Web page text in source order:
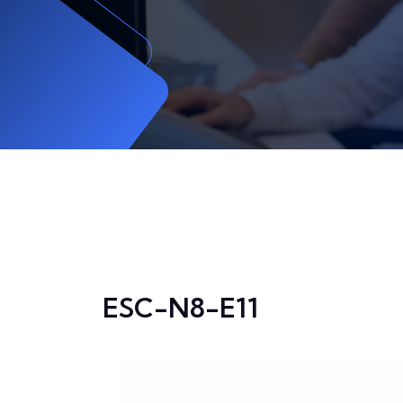
ESC-N8-E11